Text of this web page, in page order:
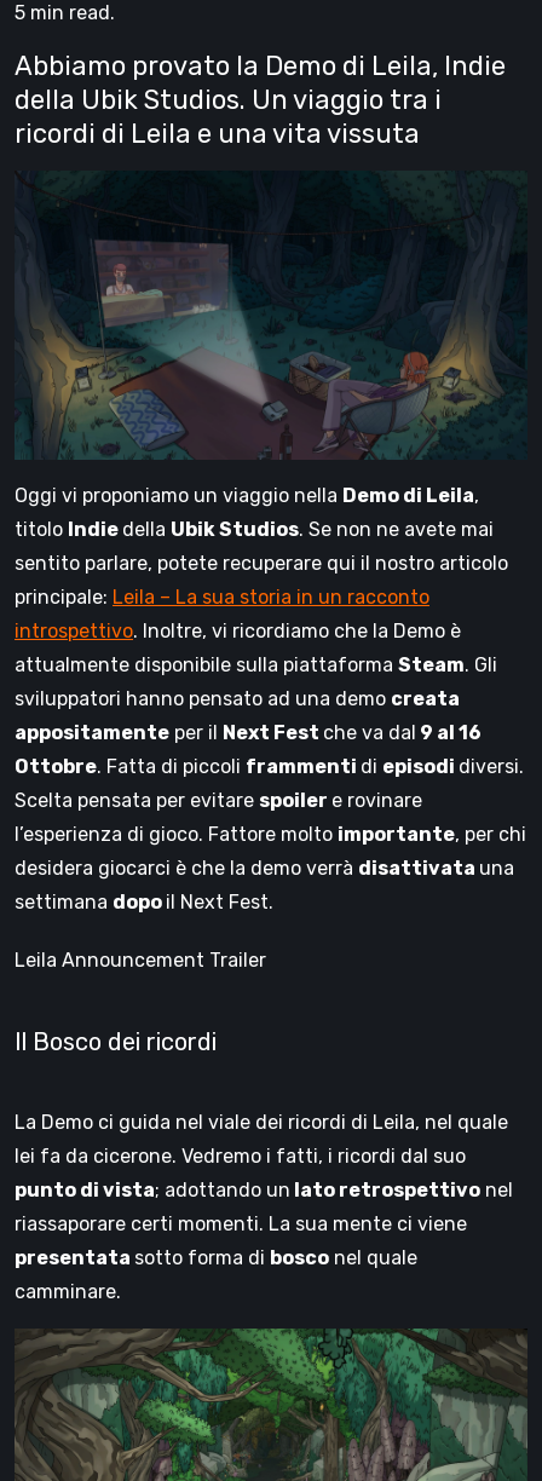
5 min read.
Abbiamo provato la Demo di Leila, Indie
della Ubik Studios. Un viaggio tra i
ricordi di Leila e una vita vissuta
Oggi vi proponiamo un viaggio nella Demo di Leila,
titolo Indie della Ubik Studios. Se non ne avete mai
sentito parlare, potete recuperare qui il nostro articolo
principale: Leila – La sua storia in un racconto
introspettivo. Inoltre, vi ricordiamo che la Demo è
attualmente disponibile sulla piattaforma Steam. Gli
sviluppatori hanno pensato ad una demo creata
appositamente per il Next Fest che va dal 9 al 16
Ottobre. Fatta di piccoli frammenti di episodi diversi.
Scelta pensata per evitare spoiler e rovinare
l’esperienza di gioco. Fattore molto importante, per chi
desidera giocarci è che la demo verrà disattivata una
settimana dopo il Next Fest.
Leila Announcement Trailer
Il Bosco dei ricordi
La Demo ci guida nel viale dei ricordi di Leila, nel quale
lei fa da cicerone. Vedremo i fatti, i ricordi dal suo
punto di vista; adottando un lato retrospettivo nel
riassaporare certi momenti. La sua mente ci viene
presentata sotto forma di bosco nel quale
camminare.